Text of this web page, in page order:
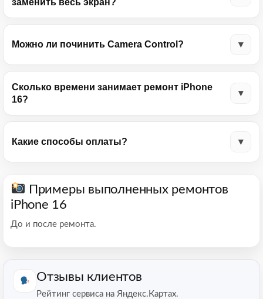
Можно ли починить Camera Control?
Сколько времени занимает ремонт iPhone
16?
Какие способы оплаты?
Примеры выполненных ремонтов
iPhone 16
До и после ремонта.
Отзывы клиентов
Рейтинг сервиса на Яндекс.Картах.